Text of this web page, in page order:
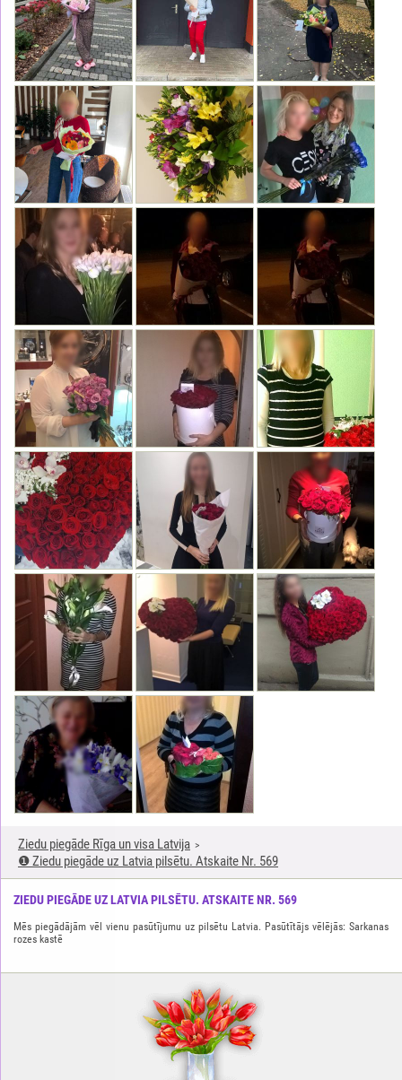
Ziedu piegāde Rīga un visa Latvija
❶ Ziedu piegāde uz Latvia pilsētu. Atskaite Nr. 569
ZIEDU PIEGĀDE UZ LATVIA PILSĒTU. ATSKAITE NR. 569
Mēs piegādājām vēl vienu pasūtījumu uz pilsētu Latvia. Pasūtītājs vēlējās: Sarkanas
rozes kastē